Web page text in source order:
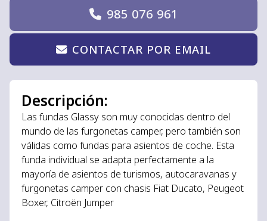
985 076 961
CONTACTAR POR EMAIL
Descripción:
Las fundas Glassy son muy conocidas dentro del
mundo de las furgonetas camper, pero también son
válidas como fundas para asientos de coche. Esta
funda individual se adapta perfectamente a la
mayoría de asientos de turismos, autocaravanas y
furgonetas camper con chasis Fiat Ducato, Peugeot
Boxer, Citroën Jumper